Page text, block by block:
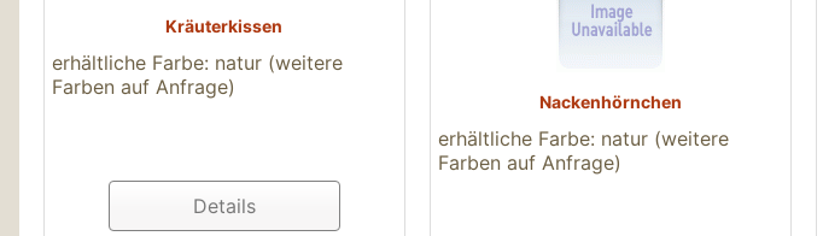
Kräuterkissen
erhältliche Farbe: natur (weitere
Farben auf Anfrage)
Details
Nackenhörnchen
erhältliche Farbe: natur (weitere
Farben auf Anfrage)